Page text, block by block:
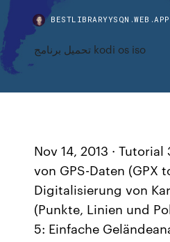
BESTLIBRARYYSQN.WEB.APP
تحميل برنامج kodi os iso
Nov 14, 2013 ·
von GPS-Daten (GPX
Digitalisierung von
(Punkte, Linien und
5: Einfache